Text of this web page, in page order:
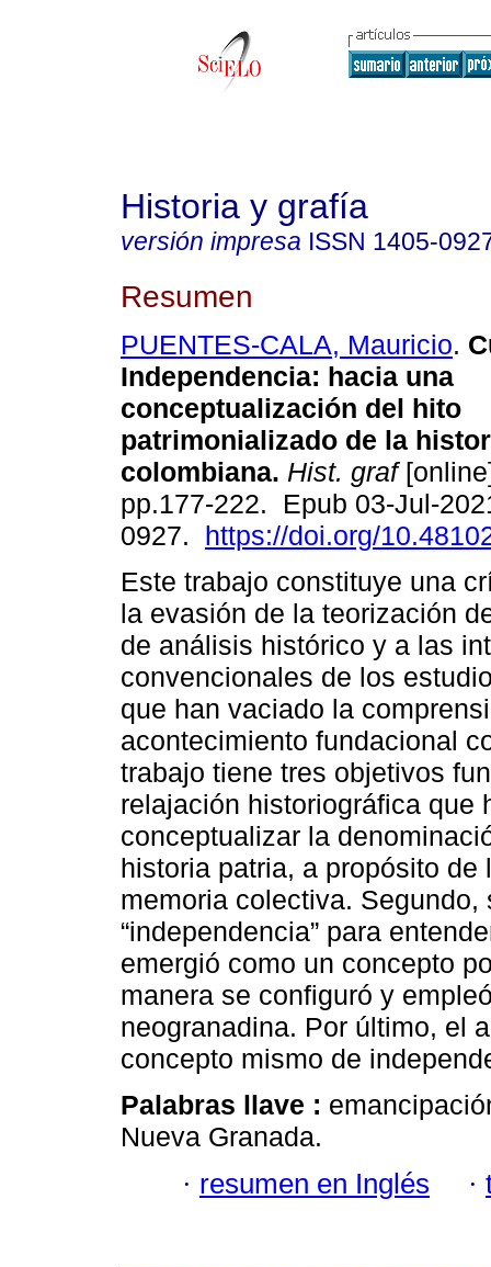
Historia y grafía
versión impresa ISSN 1405-
Resumen
PUENTES-CALA, Mauricio.
Independencia: hacia una
conceptualización del hito
patrimonializado de la
colombiana. Hist. graf
pp.177-222. Epub 03-Jul-
0927. https://doi.org/
Este trabajo constituye una
la evasión de la teorización
de análisis histórico y a las
convencionales de los
que han vaciado la
acontecimiento fundacional
trabajo tiene tres objetivos
relajación historiográfica que
conceptualizar la
historia patria, a propósito
memoria colectiva.
“independencia” para
emergió como un concepto
manera se configuró y
neogranadina. Por último, el
concepto mismo de
Palabras llave :
Nueva Granada.
· resumen en Inglés ·